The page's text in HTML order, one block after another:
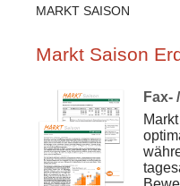
MARKT SAISON
Markt Saison
Fax-